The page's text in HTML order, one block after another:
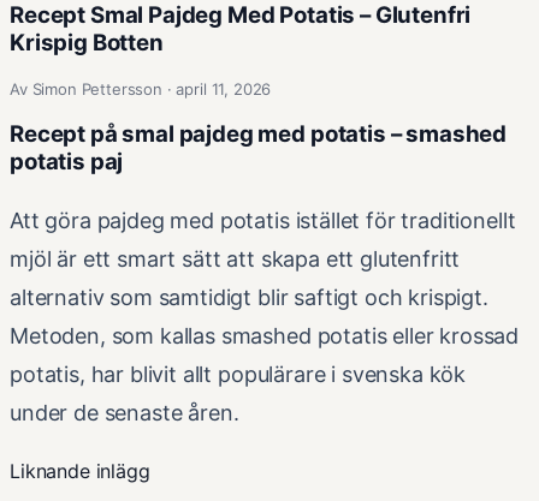
Recept Smal Pajdeg Med Potatis – Glutenfri
Krispig Botten
Av Simon Pettersson · april 11, 2026
Recept på smal pajdeg med potatis – smashed
potatis paj
Att göra pajdeg med potatis istället för traditionellt
mjöl är ett smart sätt att skapa ett glutenfritt
alternativ som samtidigt blir saftigt och krispigt.
Metoden, som kallas smashed potatis eller krossad
potatis, har blivit allt populärare i svenska kök
under de senaste åren.
Liknande inlägg